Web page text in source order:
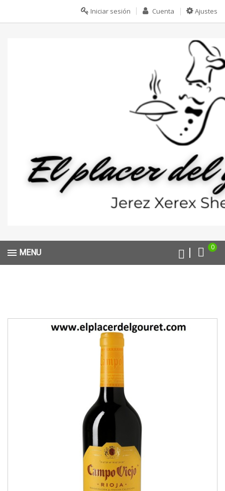
Ajustes
Cuenta
Iniciar sesión
0
MENU